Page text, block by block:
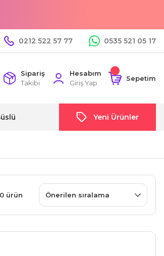
0212 522 57 77 0535 521 05 17
Sipariş
Takibi
Hesabım
Giriş Yap
Sepetim
Yeni Ürünler
ürün